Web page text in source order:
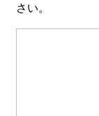
さい。